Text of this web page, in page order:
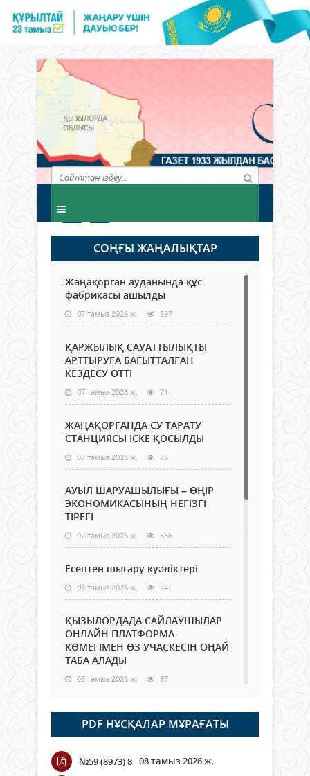
СОҢҒЫ ЖАҢАЛЫҚТАР
Жаңақорған ауданында құс
фабрикасы ашылды
07 тамыз 2026 ж. 597
ҚАРЖЫЛЫҚ САУАТТЫЛЫҚТЫ
АРТТЫРУҒА БАҒЫТТАЛҒАН
КЕЗДЕСУ ӨТТІ
07 тамыз 2026 ж. 71
ЖАҢАҚОРҒАНДА СУ ТАРАТУ
СТАНЦИЯСЫ ІСКЕ ҚОСЫЛДЫ
07 тамыз 2026 ж. 75
АУЫЛ ШАРУАШЫЛЫҒЫ – ӨҢІР
ЭКОНОМИКАСЫНЫҢ НЕГІЗГІ
ТІРЕГІ
07 тамыз 2026 ж. 566
Есептен шығару куәліктері
06 тамыз 2026 ж. 74
ҚЫЗЫЛОРДАДА САЙЛАУШЫЛАР
ОНЛАЙН ПЛАТФОРМА
КӨМЕГІМЕН ӨЗ УЧАСКЕСІН ОҢАЙ
ТАБА АЛАДЫ
06 тамыз 2026 ж. 87
Open Air: Қызылорда облысы
полиция департаменті 20
мыңнан астам көрерменнің
қауіпсіздігін қамтамасыз етті
06 тамыз 2026 ж.
PDF НҰСҚАЛАР МҰРАҒАТЫ
№59 (8973) 8 08 тамыз 2026 ж.